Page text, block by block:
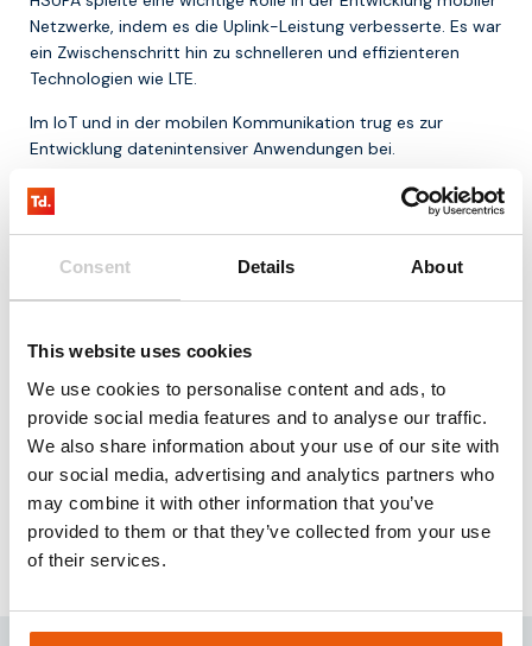
Consent Details About
This website uses cookies
We use cookies to personalise content and ads, to
provide social media features and to analyse our traffic.
We also share information about your use of our site with
our social media, advertising and analytics partners who
may combine it with other information that you’ve
provided to them or that they’ve collected from your use
of their services.
Netzwerke, indem es die Uplink-Leistung verbesserte. Es war
ein Zwischenschritt hin zu schnelleren und effizienteren
Technologien wie LTE.
Im IoT und in der mobilen Kommunikation trug es zur
Entwicklung datenintensiver Anwendungen bei.
Fazit
HSUPA ist eine 3G-Technologie, die die Upload-
mobiler Kommunikation.
Für Organisationen, die mit modernen IoT-Lösungen
arbeiten, ist HSUPA vor allem im Kontext der Entwicklung hin
zu 4G und 5G relevant.
Für weitere Informationen kontaktieren Sie uns bitte unter
+31-85-0443500oder per E-Mail an
info@thingsdata.com